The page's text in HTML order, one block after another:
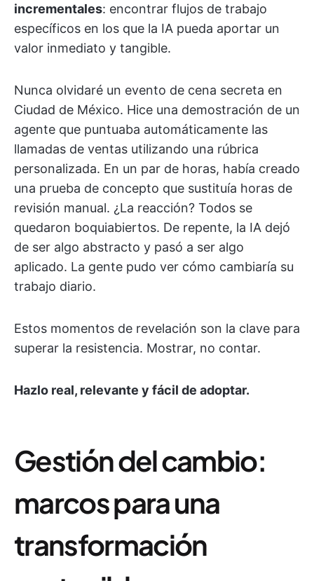
incrementales: encontrar flujos de trabajo
específicos en los que la IA pueda aportar un
valor inmediato y tangible.
Nunca olvidaré un evento de cena secreta en
Ciudad de México. Hice una demostración de un
agente que puntuaba automáticamente las
llamadas de ventas utilizando una rúbrica
personalizada. En un par de horas, había creado
una prueba de concepto que sustituía horas de
revisión manual. ¿La reacción? Todos se
quedaron boquiabiertos. De repente, la IA dejó
de ser algo abstracto y pasó a ser algo
aplicado. La gente pudo ver cómo cambiaría su
trabajo diario.
Estos momentos de revelación son la clave para
superar la resistencia. Mostrar, no contar.
Hazlo real, relevante y fácil de adoptar.
Gestión del cambio:
marcos para una
transformación